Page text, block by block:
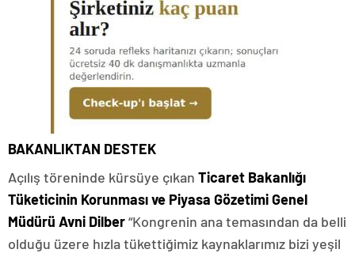
BAKANLIKTAN DESTEK
Açılış töreninde kürsüye çıkan Ticaret Bakanlığı
Tüketicinin Korunması ve Piyasa Gözetimi Genel
Müdürü Avni Dilber“Kongrenin ana temasından da belli
olduğu üzere hızla tükettiğimiz kaynaklarımız bizi yeşil